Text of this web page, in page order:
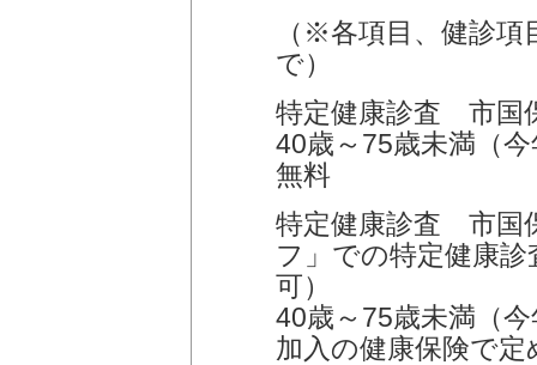
（※各項目、健診
で）
特定健康診査 市
40歳～75歳未満（
無料
特定健康診査 市国
フ」での特定健康
可）
40歳～75歳未満（
加入の健康保険で